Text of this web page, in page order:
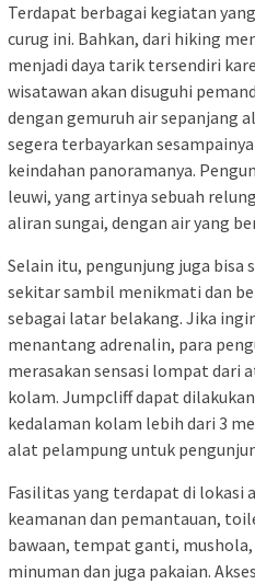
Terdapat berbagai kegiatan
curug ini. Bahkan, dari hiking
menjadi daya tarik tersendiri
wisatawan akan disuguhi
dengan gemuruh air sepanjang
segera terbayarkan
keindahan panoramanya.
leuwi, yang artinya sebuah
aliran sungai, dengan air yang
Selain itu, pengunjung juga bisa
sekitar sambil menikmati dan
sebagai latar belakang. Jika
menantang adrenalin, para
merasakan sensasi lompat dari
kolam. Jumpcliff dapat
kedalaman kolam lebih dari 3
alat pelampung untuk
Fasilitas yang terdapat di lokasi
keamanan dan pemantauan,
bawaan, tempat ganti,
minuman dan juga pakaian.